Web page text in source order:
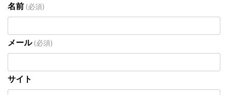
名前 (必須)
メール (必須)
サイト